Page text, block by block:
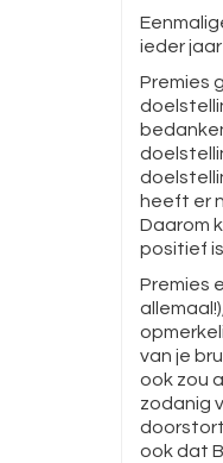
ieder jaar
Premies
heeft er
Daarom
positief is.
Premies
van je
ook zou
zodanig
doorstort
ook dat